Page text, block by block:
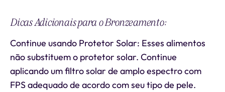
Dicas Adicionais para o Bronzeamento:
Continue usando Protetor Solar: Esses alimentos
não substituem o protetor solar. Continue
aplicando um filtro solar de amplo espectro com
FPS adequado de acordo com seu tipo de pele.